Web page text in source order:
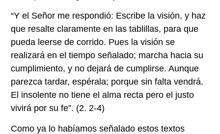
“Y el Señor me respondió: Escribe la visión, y haz
que resalte claramente en las tablillas, para que
pueda leerse de corrido. Pues la visión se
realizará en el tiempo señalado; marcha hacia su
cumplimiento, y no dejará de cumplirse. Aunque
parezca tardar, espérala; porque sin falta vendrá.
El insolente no tiene el alma recta pero el justo
vivirá por su fe”. (2. 2-4)
Como ya lo habíamos señalado estos textos